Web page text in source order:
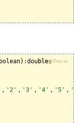
Delphi/Pascal
, '2' , '3' , '4' , '5' ,